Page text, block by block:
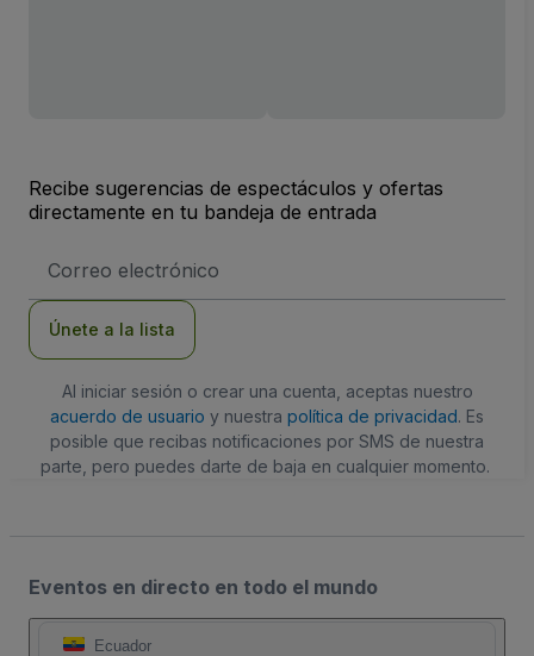
Recibe sugerencias de espectáculos y ofertas
directamente en tu bandeja de entrada
de
Únete a la lista
Al iniciar sesión o crear una cuenta, aceptas nuestro
acuerdo de usuario y nuestra política de privacidad. Es
posible que recibas notificaciones por SMS de nuestra
parte, pero puedes darte de baja en cualquier momento.
Eventos en directo en todo el mundo
Ecuador